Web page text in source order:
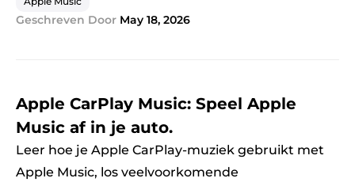
Geschreven Door May 18, 2026
Apple CarPlay Music: Speel Apple
Music af in je auto.
Leer hoe je Apple CarPlay-muziek gebruikt met
Apple Music, los veelvoorkomende